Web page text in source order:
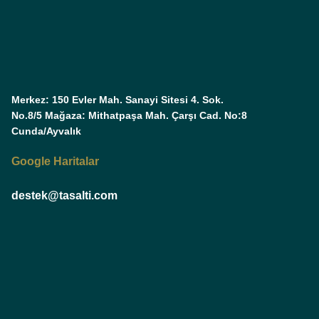
Merkez: 150 Evler Mah. Sanayi Sitesi 4. Sok.
No.8/5 Mağaza: Mithatpaşa Mah. Çarşı Cad. No:8
Cunda/Ayvalık
Google Haritalar
destek@tasalti.com